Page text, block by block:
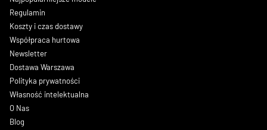
Regulamin
Koszty i czas dostawy
Współpraca hurtowa
Newsletter
Dostawa Warszawa
Polityka prywatności
Własność intelektualna
O Nas
Blog